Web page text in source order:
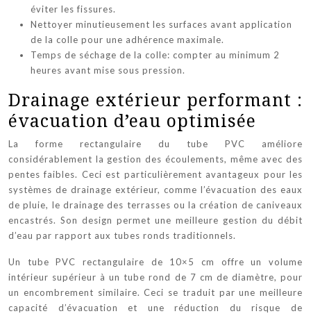
éviter les fissures.
Nettoyer minutieusement les surfaces avant application
de la colle pour une adhérence maximale.
Temps de séchage de la colle: compter au minimum 2
heures avant mise sous pression.
Drainage extérieur performant :
évacuation d’eau optimisée
La forme rectangulaire du tube PVC améliore
considérablement la gestion des écoulements, même avec des
pentes faibles. Ceci est particulièrement avantageux pour les
systèmes de drainage extérieur, comme l’évacuation des eaux
de pluie, le drainage des terrasses ou la création de caniveaux
encastrés. Son design permet une meilleure gestion du débit
d’eau par rapport aux tubes ronds traditionnels.
Un tube PVC rectangulaire de 10×5 cm offre un volume
intérieur supérieur à un tube rond de 7 cm de diamètre, pour
un encombrement similaire. Ceci se traduit par une meilleure
capacité d’évacuation et une réduction du risque de